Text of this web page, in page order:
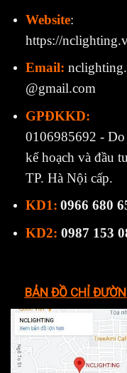
Website:
https://
Email:
@gmail.com
GPĐKKD:
0106985692 - Do
kế hoạch và đầu
TP. Hà Nội cấp.
KD1: 0966 680
KD2: 0987 153
BẢN ĐỒ CHỈ